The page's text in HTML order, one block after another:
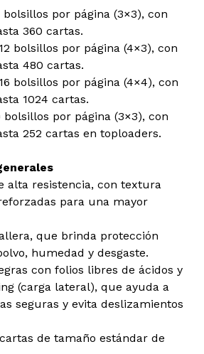
bolsillos por página (3×3), con
360 cartas.
12 bolsillos por página (4×3), con
480 cartas.
16 bolsillos por página (4×4), con
1024 cartas.
bolsillos por página (3×3), con
252 cartas en toploaders.
alta resistencia, con textura
para una mayor
que brinda protección
humedad y desgaste.
con folios libres de ácidos y
(carga lateral), que ayuda a
seguras y evita deslizamientos
de tamaño estándar de